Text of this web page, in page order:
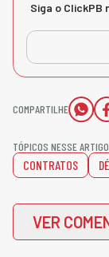
Siga o ClickPB
COMPARTILHE
TÓPICOS NESSE
CONTRATOS
VER